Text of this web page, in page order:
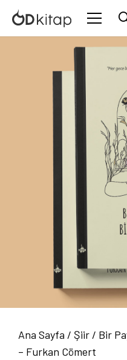
Ana Sayfa / Şiir / Bir
– Furkan Cömert